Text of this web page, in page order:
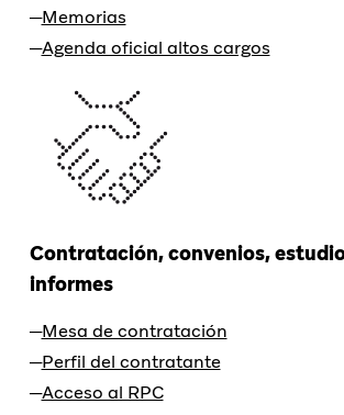
Memorias
Agenda oficial altos cargos
Contratación, convenios,
informes
Mesa de contratación
Perfil del contratante
Acceso al RPC